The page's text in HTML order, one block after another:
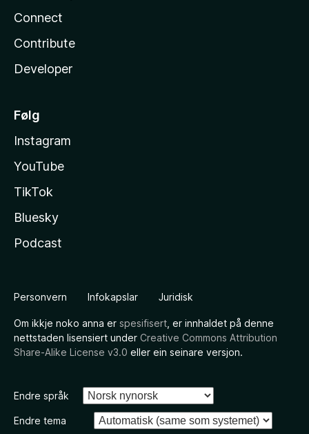
Connect
Contribute
Developer
Følg
Instagram
YouTube
TikTok
Bluesky
Podcast
Personvern Infokapslar Juridisk
Om ikkje noko anna er spesifisert , er innhaldet på denne
nettstaden lisensiert under Creative Commons Attribution
Share-Alike License v3.0 eller ein seinare versjon.
Endre språk
Endre tema